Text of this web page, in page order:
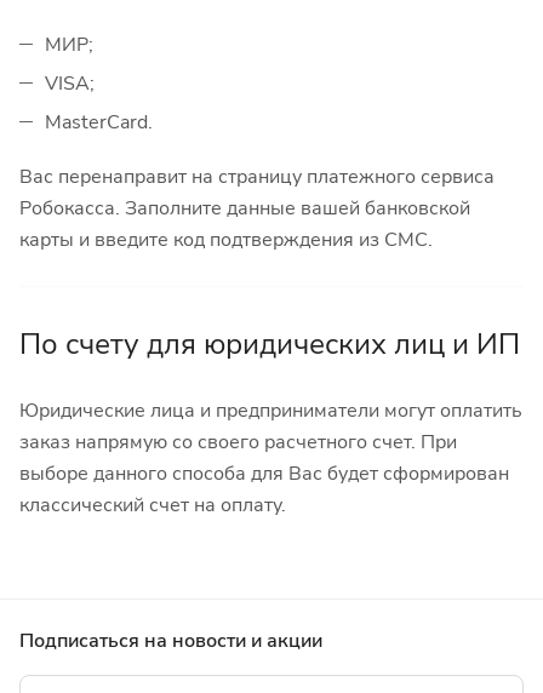
МИР;
VISA;
MasterCard.
Вас перенаправит на страницу платежного сервиса
Робокасса. Заполните данные вашей банковской
карты и введите код подтверждения из СМС.
По счету для юридических лиц и ИП
Юридические лица и предприниматели могут оплатить
заказ напрямую со своего расчетного счет. При
выборе данного способа для Вас будет сформирован
классический счет на оплату.
Подписаться на новости и акции